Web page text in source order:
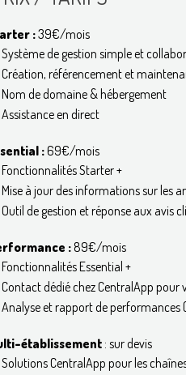
:39€/mois
Système de gestion simple et
Création, référencement et
Nom de domaine & hébergement
Assistance en direct
:69€/mois
Fonctionnalités Starter +
Mise à jour des informations sur les
Outil de gestion et réponse aux avis
: 89€/mois
Fonctionnalités Essential +
Contact dédié chez CentralApp pour
Analyse et rapport de performances
établissement : sur devis
Solutions CentralApp pour les